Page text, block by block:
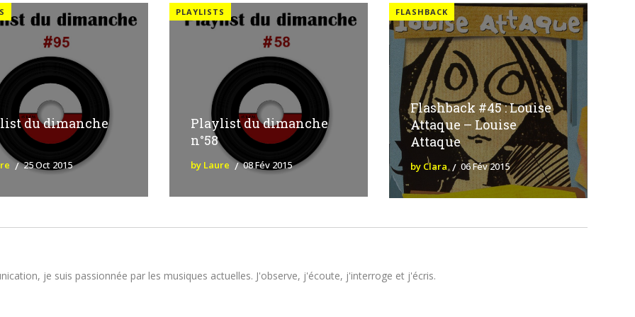
du dimanche
25 Oct 2015
PLAYLISTS
Playlist du dimanche
n°58
by Laure 08 Fév 2015
FLASHBACK
Flashback #45 : Louise
Attaque – Louise
Attaque
by Clara 06 Fév 2015
je suis passionnée par les musiques actuelles. J'observe, j'écoute, j'interroge et j'écris.